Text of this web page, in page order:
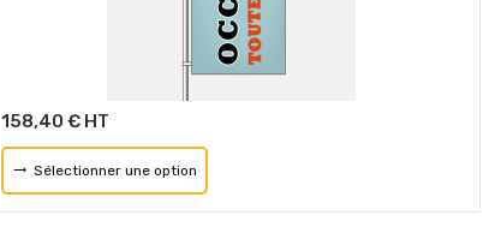
158,40 € HT
Sélectionner une option